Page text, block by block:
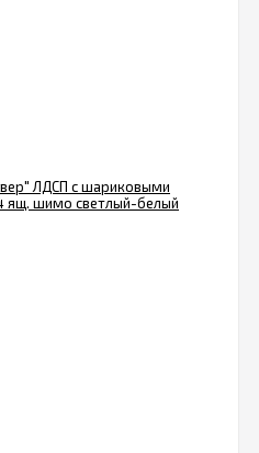
ЛДСП с шариковыми
ящ. шимо светлый-белый